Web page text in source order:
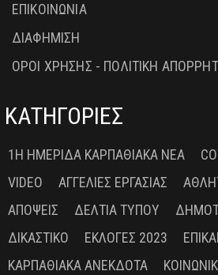
ΕΠΙΚΟΙΝΩΝΙΑ
ΔΙΑΦΗΜΙΣΗ
ΟΡΟΙ ΧΡΗΣΗΣ - ΠΟΛΙΤΙΚΗ
ΚΑΤΗΓΟΡΙΕΣ
1Η ΗΜΕΡΊΔΑ ΚΑΡΠΑΘΙΑΚΆ ΝΈΑ
VIDEO
ΑΓΓΕΛΊΕΣ ΕΡΓΑΣΊΑΣ
ΑΠΌΨΕΙΣ
ΔΕΛΤΊΑ ΤΎΠΟΥ
ΔΙΚΑΣΤΙΚΌ
ΕΚΛΟΓΈΣ 2023
ΚΑΡΠΑΘΙΑΚΆ ΑΝΈΚΔΟΤΑ